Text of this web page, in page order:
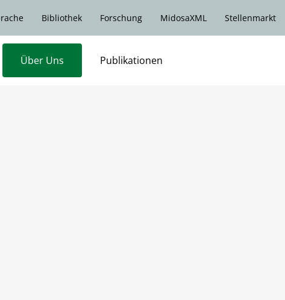
Bibliothek Forschung MidosaXML Stellenmarkt
Über Uns Publikationen